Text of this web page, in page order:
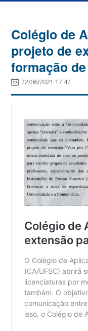
Colégio de
projeto de
formação
22/06/2021 17:42